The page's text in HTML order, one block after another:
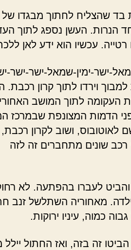
שהצליח לחתוך מבגדו
הנרות. העשן נספג לתוך
עכשיו הוא ידע לאן
ישר-ימין-שמאל-ישר-ישר-
וירדו לתוך קרון רכבת.
העקומה לתוך המושב
הדמות המצונפת שבמרכז
לאוטובוס, ושוב לקרון
רכב שונים מתחברים זה לזה
לעברו בהפתעה. לא
מאחוריה השתלשל זנב
כמוה, עיניו ירוקות.
זה בזה, ואז החתול יילל